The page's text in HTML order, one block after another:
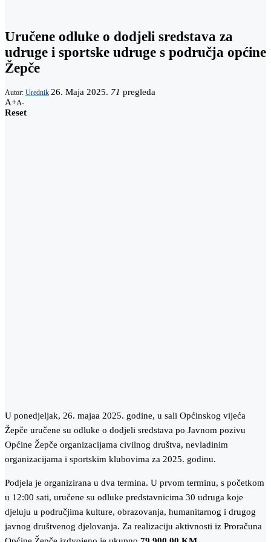
Uručene odluke o dodjeli sredstava za
udruge i sportske udruge s područja općine
Žepče
Autor: Urednik 26. Maja 2025. 71 pregleda
A+A-
Reset
U ponedjeljak, 26. majaa 2025. godine, u sali Općinskog vijeća
Žepče uručene su odluke o dodjeli sredstava po Javnom pozivu
Općine Žepče organizacijama civilnog društva, nevladinim
organizacijama i sportskim klubovima za 2025. godinu.
Podjela je organizirana u dva termina. U prvom terminu, s početkom
u 12:00 sati, uručene su odluke predstavnicima 30 udruga koje
djeluju u područjima kulture, obrazovanja, humanitarnog i drugog
javnog društvenog djelovanja. Za realizaciju aktivnosti iz Proračuna